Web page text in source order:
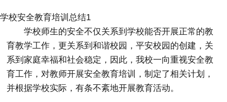
学校安全教育培训总结1
学校师生的安全不仅关系到学校能否开展正常的教
育教学工作，更关系到和谐校园，平安校园的创建，关
系到家庭幸福和社会稳定，因此，我校一向重视安全教
育工作，对教师开展安全教育培训，制定了相关计划，
并根据学校实际，有条不紊地开展教育活动。